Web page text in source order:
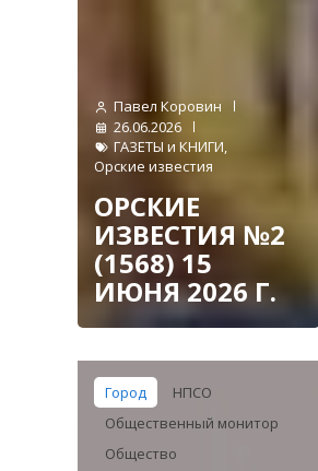
Павел Коровин
26.06.2026
ГАЗЕТЫ и КНИГИ,
Орские известия
ОРСКИЕ
ИЗВЕСТИЯ №2
(1568) 15
ИЮНЯ 2026 Г.
Город
НПСО
Общественный монитор
Общество